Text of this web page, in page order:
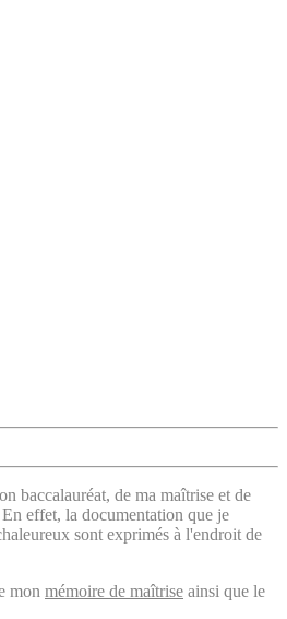
baccalauréat, de ma maîtrise et de
effet, la documentation que je
sont exprimés à l'endroit de
mon mémoire de maîtrise ainsi que le